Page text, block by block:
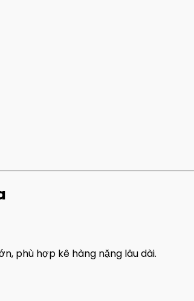
phù hợp kê hàng nặng lâu dài.